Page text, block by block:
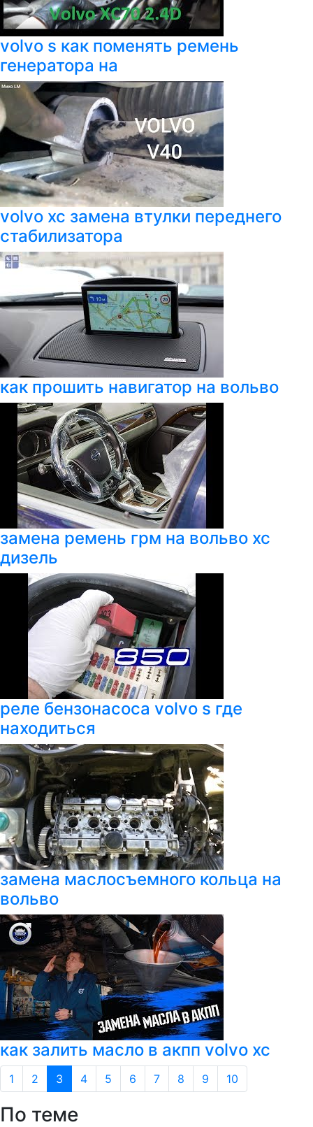
volvo s как поменять ремень
генератора на
volvo xc замена втулки переднего
стабилизатора
как прошить навигатор на вольво
замена ремень грм на вольво xc
дизель
реле бензонасоса volvo s где
находиться
замена маслосъемного кольца на
вольво
как залить масло в акпп volvo xc
1 2 3 4 5 6 7 8 9 10
По теме